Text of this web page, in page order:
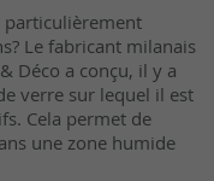
particulièrement
Le fabricant milanais
Déco a conçu, il y a
verre sur lequel il est
Cela permet de
une zone humide